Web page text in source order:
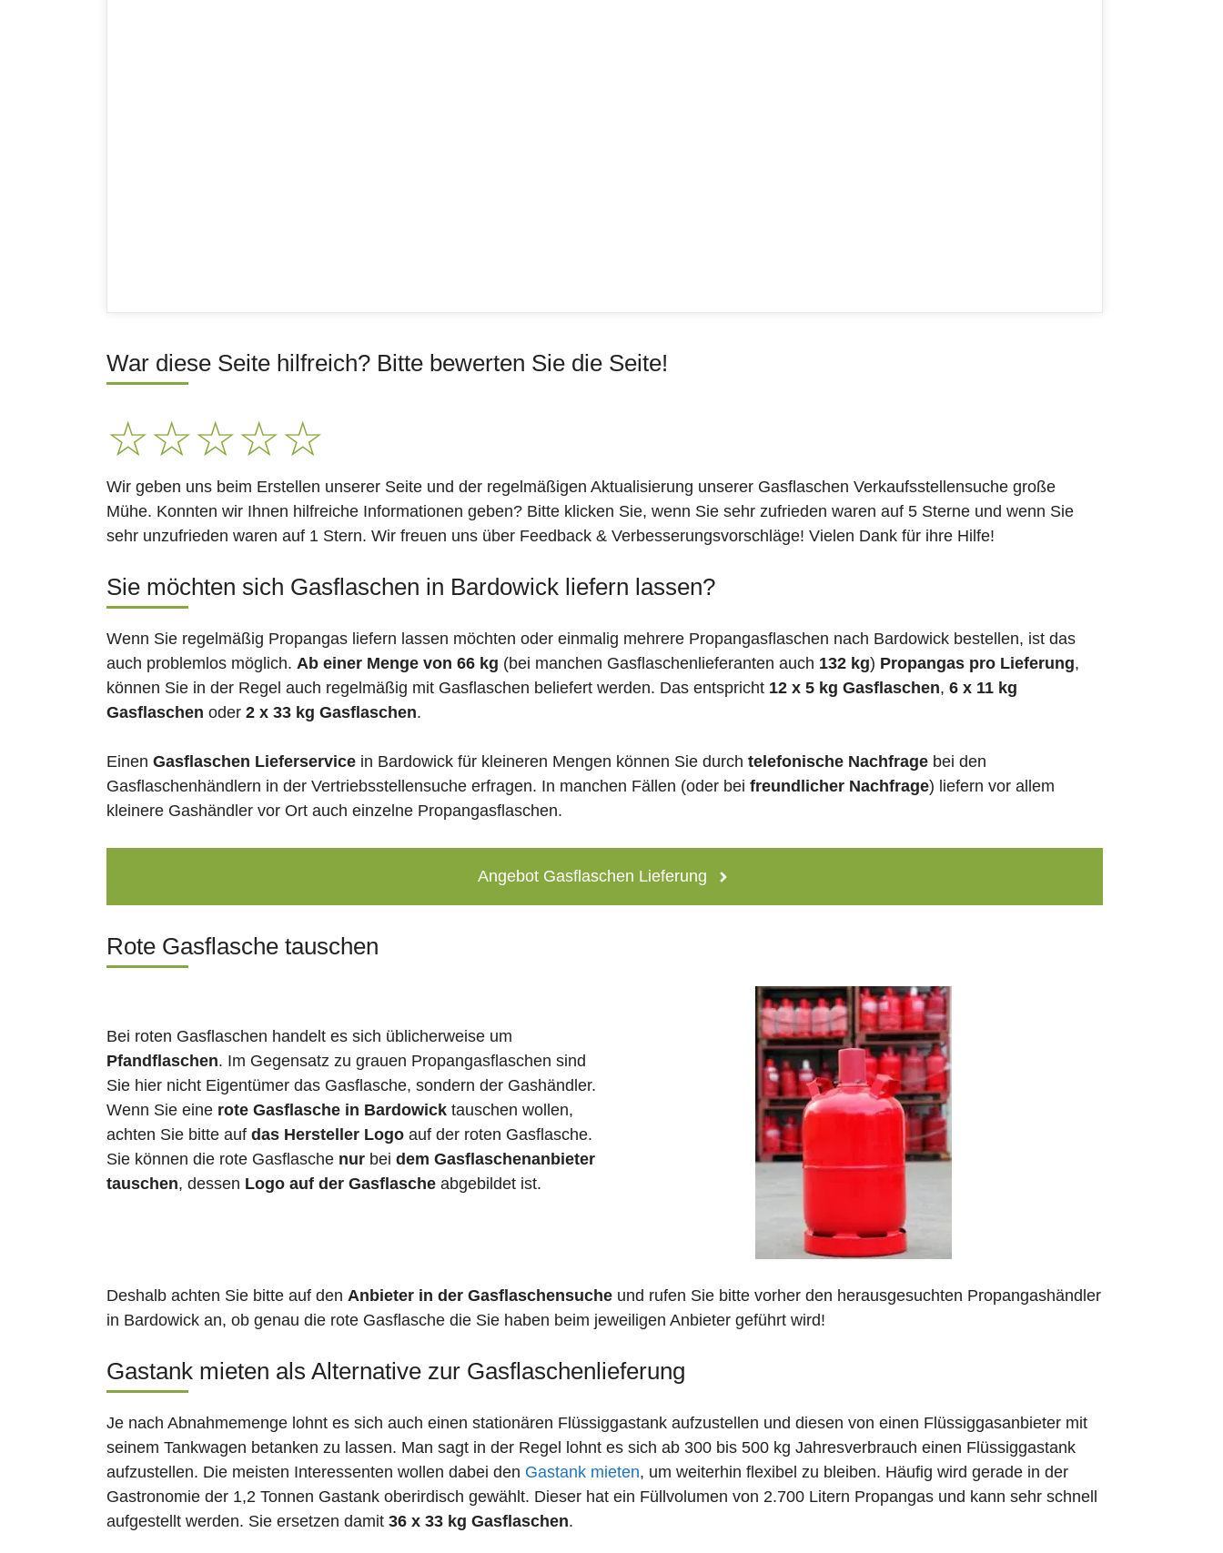
War diese Seite hilfreich? Bitte bewerten Sie die Seite!
☆☆☆☆☆
Wir geben uns beim Erstellen unserer Seite und der regelmäßigen Aktualisierung unserer Gasflaschen Verkaufsstellensuche große
Mühe. Konnten wir Ihnen hilfreiche Informationen geben? Bitte klicken Sie, wenn Sie sehr zufrieden waren auf 5 Sterne und wenn Sie
sehr unzufrieden waren auf 1 Stern. Wir freuen uns über Feedback & Verbesserungsvorschläge! Vielen Dank für ihre Hilfe!
Sie möchten sich Gasflaschen in Bardowick liefern lassen?
Wenn Sie regelmäßig Propangas liefern lassen möchten oder einmalig mehrere Propangasflaschen nach Bardowick bestellen, ist das
auch problemlos möglich. Ab einer Menge von 66 kg (bei manchen Gasflaschenlieferanten auch 132 kg) Propangas pro Lieferung,
können Sie in der Regel auch regelmäßig mit Gasflaschen beliefert werden. Das entspricht 12 x 5 kg Gasflaschen, 6 x 11 kg
Gasflaschen oder 2 x 33 kg Gasflaschen.
Einen Gasflaschen Lieferservice in Bardowick für kleineren Mengen können Sie durch telefonische Nachfrage bei den
Gasflaschenhändlern in der Vertriebsstellensuche erfragen. In manchen Fällen (oder bei freundlicher Nachfrage) liefern vor allem
kleinere Gashändler vor Ort auch einzelne Propangasflaschen.
Angebot Gasflaschen Lieferung
Rote Gasflasche tauschen
Bei roten Gasflaschen handelt es sich üblicherweise um
Pfandflaschen. Im Gegensatz zu grauen Propangasflaschen sind
Sie hier nicht Eigentümer das Gasflasche, sondern der Gashändler.
Wenn Sie eine rote Gasflasche in Bardowick tauschen wollen,
achten Sie bitte auf das Hersteller Logo auf der roten Gasflasche.
Sie können die rote Gasflasche nur bei dem Gasflaschenanbieter
tauschen, dessen Logo auf der Gasflasche abgebildet ist.
Deshalb achten Sie bitte auf den Anbieter in der Gasflaschensuche und rufen Sie bitte vorher den herausgesuchten Propangashändler
in Bardowick an, ob genau die rote Gasflasche die Sie haben beim jeweiligen Anbieter geführt wird!
Gastank mieten als Alternative zur Gasflaschenlieferung
Je nach Abnahmemenge lohnt es sich auch einen stationären Flüssiggastank aufzustellen und diesen von einen Flüssiggasanbieter mit
seinem Tankwagen betanken zu lassen. Man sagt in der Regel lohnt es sich ab 300 bis 500 kg Jahresverbrauch einen Flüssiggastank
aufzustellen. Die meisten Interessenten wollen dabei den Gastank mieten, um weiterhin flexibel zu bleiben. Häufig wird gerade in der
Gastronomie der 1,2 Tonnen Gastank oberirdisch gewählt. Dieser hat ein Füllvolumen von 2.700 Litern Propangas und kann sehr schnell
aufgestellt werden. Sie ersetzen damit 36 x 33 kg Gasflaschen.